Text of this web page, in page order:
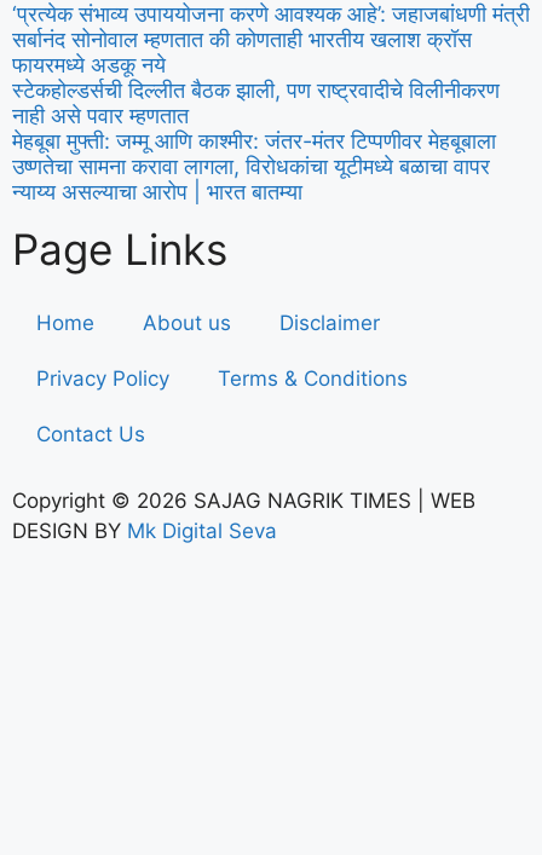
‘प्रत्येक संभाव्य उपाययोजना करणे आवश्यक आहे’: जहाजबांधणी मंत्री
सर्बानंद सोनोवाल म्हणतात की कोणताही भारतीय खलाश क्रॉस
फायरमध्ये अडकू नये
स्टेकहोल्डर्सची दिल्लीत बैठक झाली, पण राष्ट्रवादीचे विलीनीकरण
नाही असे पवार म्हणतात
मेहबूबा मुफ्ती: जम्मू आणि काश्मीर: जंतर-मंतर टिप्पणीवर मेहबूबाला
उष्णतेचा सामना करावा लागला, विरोधकांचा यूटीमध्ये बळाचा वापर
न्याय्य असल्याचा आरोप | भारत बातम्या
Page Links
Home About us Disclaimer
Privacy Policy Terms & Conditions
Contact Us
Copyright © 2026 SAJAG NAGRIK TIMES | WEB
DESIGN BY Mk Digital Seva